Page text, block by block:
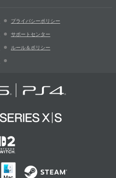
プライバシーポリシー
サポートセンター
ルール＆ポリシー